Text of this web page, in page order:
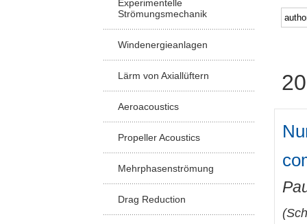
Experimentelle
Strömungsmechanik
Windenergieanlagen
Lärm von Axiallüftern
Aeroacoustics
Propeller Acoustics
Mehrphasenströmung
Drag Reduction
(